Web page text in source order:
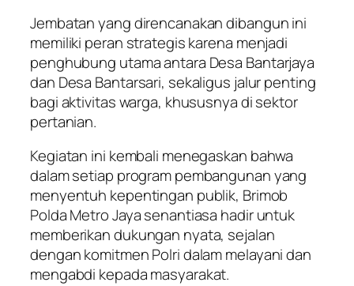
Jembatan yang direncanakan dibangun ini
memiliki peran strategis karena menjadi
penghubung utama antara Desa Bantarjaya
dan Desa Bantarsari, sekaligus jalur penting
bagi aktivitas warga, khususnya di sektor
pertanian.
Kegiatan ini kembali menegaskan bahwa
dalam setiap program pembangunan yang
menyentuh kepentingan publik, Brimob
Polda Metro Jaya senantiasa hadir untuk
memberikan dukungan nyata, sejalan
dengan komitmen Polri dalam melayani dan
mengabdi kepada masyarakat.